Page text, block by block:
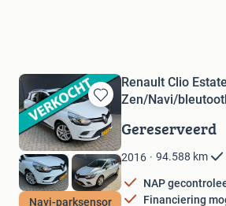
Bewaren
in
Mijn
Favorieten
Navi-parksensor
Renault Clio
Zen/Navi/
Gereserveerd
2016 94.588 km
NAP
Financiering